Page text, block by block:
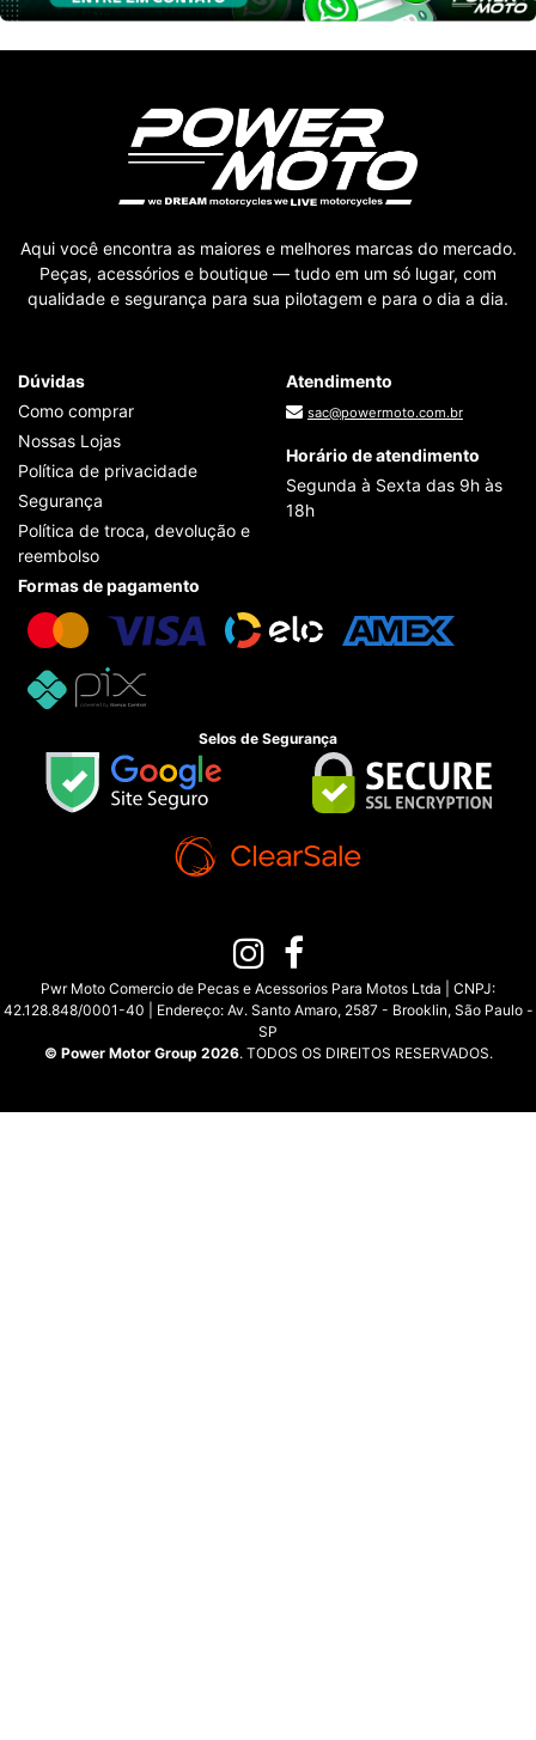
Aqui você encontra as maiores e melhores marcas do mercado.
Peças, acessórios e boutique — tudo em um só lugar, com
qualidade e segurança para sua pilotagem e para o dia a dia.
Dúvidas
Como comprar
Nossas Lojas
Política de privacidade
Segurança
Política de troca, devolução e
reembolso
Atendimento
sac@powermoto.com.br
Horário de atendimento
Segunda à Sexta das 9h às
18h
Formas de pagamento
Selos de Segurança
Pwr Moto Comercio de Pecas e Acessorios Para Motos Ltda | CNPJ:
42.128.848/0001-40 | Endereço: Av. Santo Amaro, 2587 - Brooklin, São Paulo -
SP
© Power Motor Group 2026. TODOS OS DIREITOS RESERVADOS.